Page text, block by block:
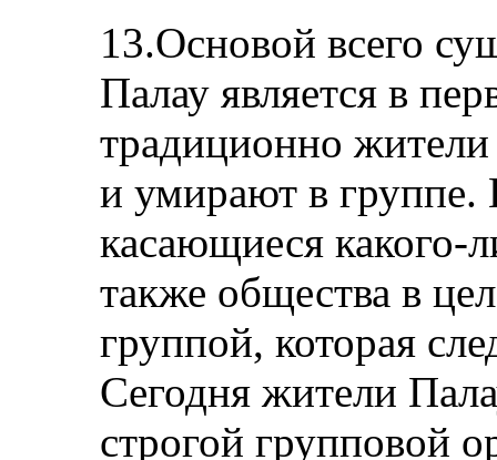
13.Основой всего
Палау является в
традиционно
и умирают в
касающиеся какого-
также общества в
группой, которая
Сегодня жители
строгой групповой